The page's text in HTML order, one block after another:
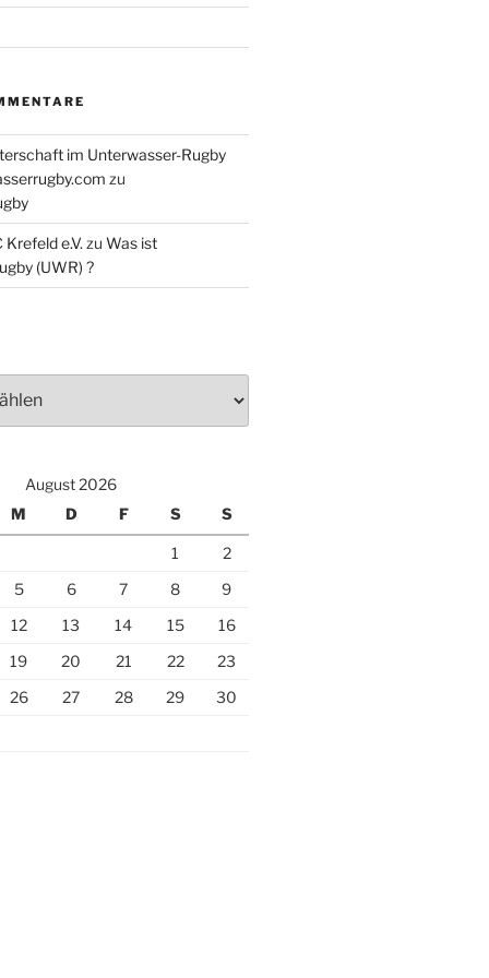
Rugby Abteilung auf Facebook
im Unterwasser-Rugby
zu
Krefeld e.V. zu Was ist
(UWR) ?
August 2026
M D F S S
1
2
5 6 7 8
9
12 13 14 15
16
19 20 21 22
23
26 27 28 29
30